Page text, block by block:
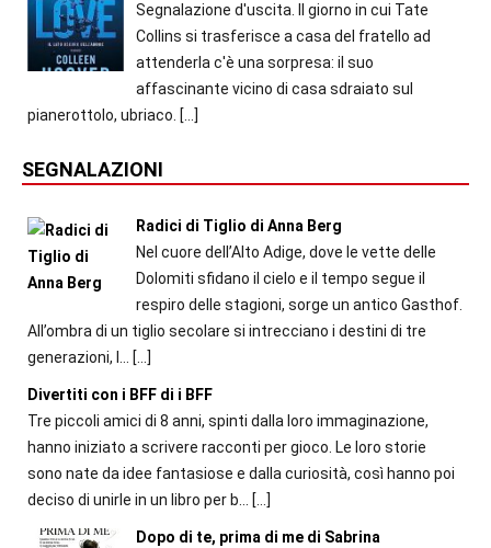
Segnalazione d'uscita. Il giorno in cui Tate
Collins si trasferisce a casa del fratello ad
attenderla c'è una sorpresa: il suo
affascinante vicino di casa sdraiato sul
pianerottolo, ubriaco. […]
SEGNALAZIONI
Radici di Tiglio di Anna Berg
Nel cuore dell’Alto Adige, dove le vette delle
Dolomiti sfidano il cielo e il tempo segue il
respiro delle stagioni, sorge un antico Gasthof.
All’ombra di un tiglio secolare si intrecciano i destini di tre
generazioni, l...
[…]
Divertiti con i BFF di i BFF
Tre piccoli amici di 8 anni, spinti dalla loro immaginazione,
hanno iniziato a scrivere racconti per gioco. Le loro storie
sono nate da idee fantasiose e dalla curiosità, così hanno poi
deciso di unirle in un libro per b...
[…]
Dopo di te, prima di me di Sabrina